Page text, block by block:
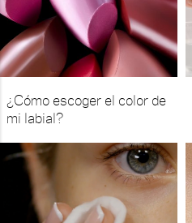
¿Cómo escoger el color de
mi labial?